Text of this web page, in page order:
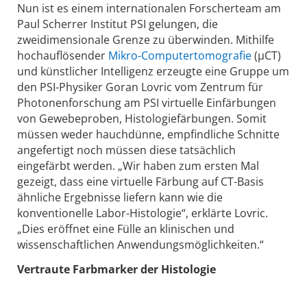
Nun ist es einem internationalen Forscherteam am
Paul Scherrer Institut PSI gelungen, die
zweidimensionale Grenze zu überwinden. Mithilfe
hochauflösender Mikro-Computertomografie(µCT)
und künstlicher Intelligenz erzeugte eine Gruppe um
den PSI-Physiker Goran Lovric vom Zentrum für
Photonenforschung am PSI virtuelle Einfärbungen
von Gewebeproben, Histologiefärbungen. Somit
müssen weder hauchdünne, empfindliche Schnitte
angefertigt noch müssen diese tatsächlich
eingefärbt werden. „Wir haben zum ersten Mal
gezeigt, dass eine virtuelle Färbung auf CT-Basis
ähnliche Ergebnisse liefern kann wie die
konventionelle Labor-Histologie“, erklärte Lovric.
„Dies eröffnet eine Fülle an klinischen und
wissenschaftlichen Anwendungsmöglichkeiten.“
Vertraute Farbmarker der Histologie